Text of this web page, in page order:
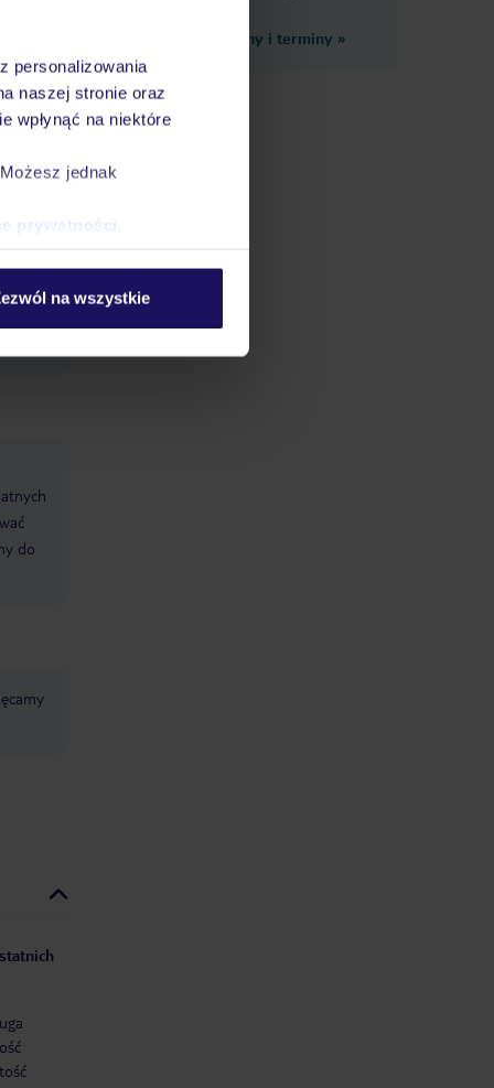
personalizowania
naszej stronie oraz
wpłynąć na niektóre
jednak
prywatności
na wszystkie
do
Zobacz inne ceny i terminy »